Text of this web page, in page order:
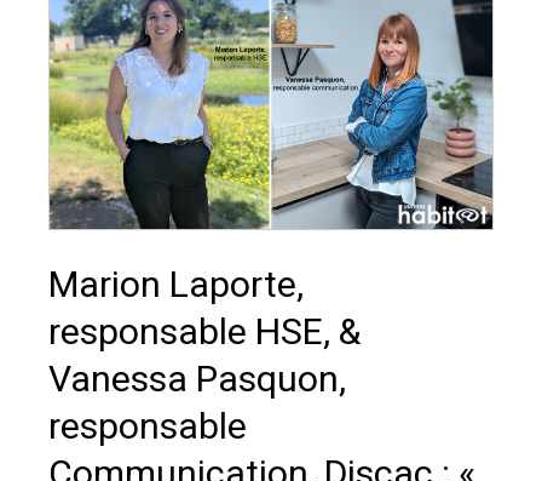
Marion Laporte,
responsable HSE, &
Vanessa Pasquon,
responsable